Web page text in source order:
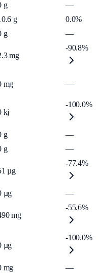
g
—
g
0.0%
g
—
mg
-90.8%
mg —
kj
-100.0%
g
—
g —
µg
-77.4%
µg —
mg
-55.6%
µg
-100.0%
mg —